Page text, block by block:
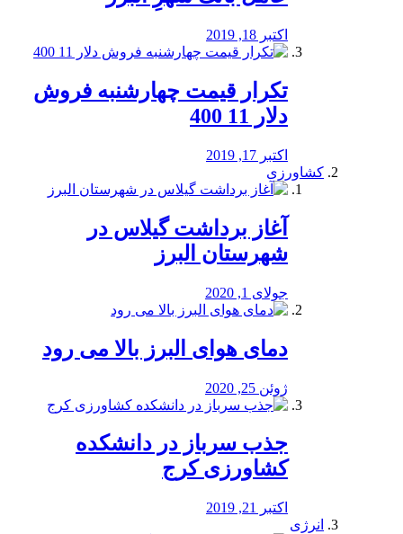
اکتبر 18, 2019
تکرار قیمت چهارشنبه فروش
دلار 11 400
اکتبر 17, 2019
کشاورزی
آغاز برداشت گیلاس در
شهرستان البرز
جولای 1, 2020
دمای هوای البرز بالا می رود
ژوئن 25, 2020
جذب سرباز در دانشکده
کشاورزی کرج
اکتبر 21, 2019
انرژی